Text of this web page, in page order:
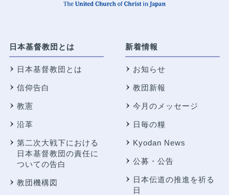
日本基督教団とは
日本基督教団とは
信仰告白
教憲
沿革
第二次大戦下における
日本基督教団の責任に
ついての告白
教団機構図
新着情報
お知らせ
教団新報
今月のメッセージ
日毎の糧
Kyodan News
公募・公告
日本伝道の推進を祈る
日